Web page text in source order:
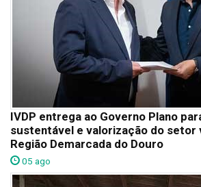
IVDP entrega ao Governo Plano
sustentável e valorização do setor
Região Demarcada do Douro
05 ago